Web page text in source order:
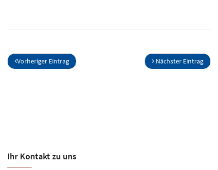
Vorheriger Eintrag Nächster Eintrag
Ihr Kontakt zu uns